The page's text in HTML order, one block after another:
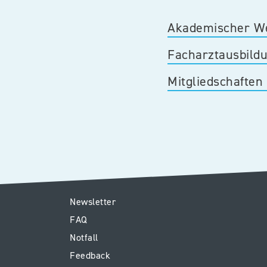
Akademischer
Mitgliedschaften
E1
-
Footer
Newsletter
FAQ
Notfall
Feedback